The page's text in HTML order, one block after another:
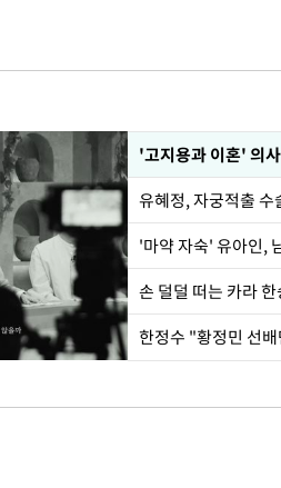
'고지용과 이혼' 의
유혜정, 자궁적출
'마약 자숙' 유아인,
손 덜덜 떠는 카라